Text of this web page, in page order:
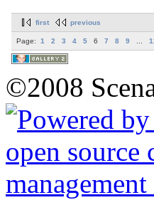
first previous
Page: 1 2 3 4 5 6 7 8 9
©2008